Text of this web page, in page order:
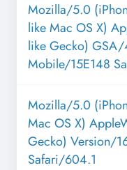
Mozilla/5.0
like Mac OS X)
like Gecko)
Mobile/15E148
Mozilla/5.0
Mac OS X)
Gecko) Version/
Safari/604.1